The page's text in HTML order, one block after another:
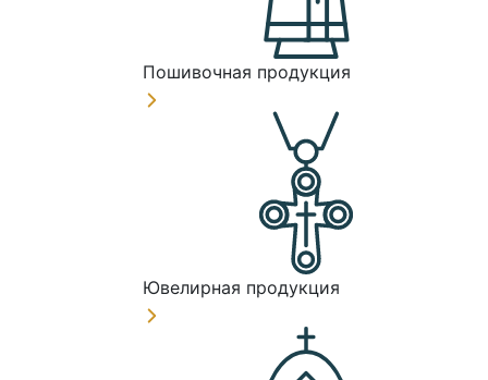
Пошивочная продукция
Ювелирная продукция